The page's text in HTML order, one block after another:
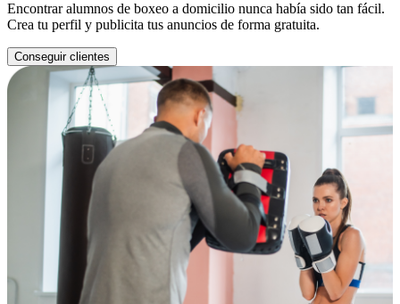
Encontrar alumnos de boxeo a domicilio nunca había sido tan fácil.
Crea tu perfil y publicita tus anuncios de forma gratuita.
Conseguir clientes